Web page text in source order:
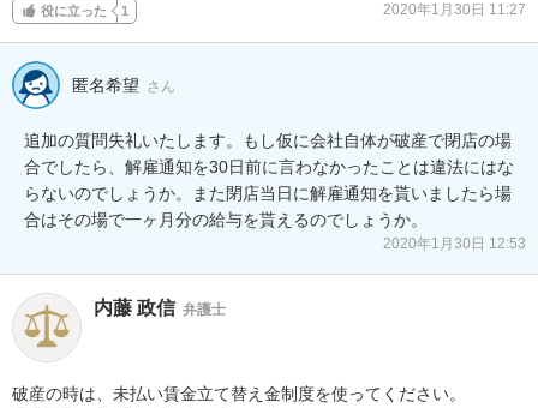
役に立った 1 2020年1月30日 11:27
匿名希望 さん
追加の質問失礼いたします。もし仮に会社自体が破産で閉店の場
合でしたら、解雇通知を30日前に言わなかったことは違法にはな
らないのでしょうか。また閉店当日に解雇通知を貰いましたら場
合はその場で一ヶ月分の給与を貰えるのでしょうか。
2020年1月30日 12:53
内藤 政信 弁護士
破産の時は、未払い賃金立て替え金制度を使ってください。